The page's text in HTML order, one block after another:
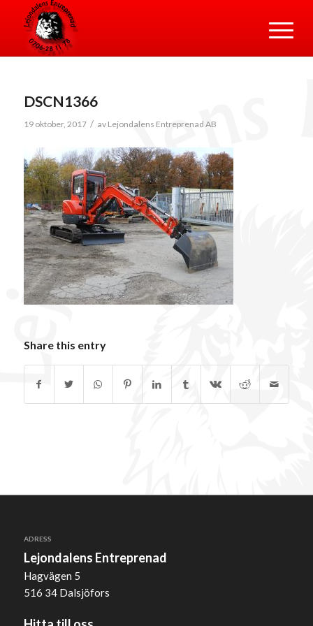
DSCN1366
19 oktober, 2017 / av Lejondalens Entreprenad AB
Share this entry
ADRESS
Lejondalens Entreprenad
Hagvägen 5
516 34 Dalsjöfors